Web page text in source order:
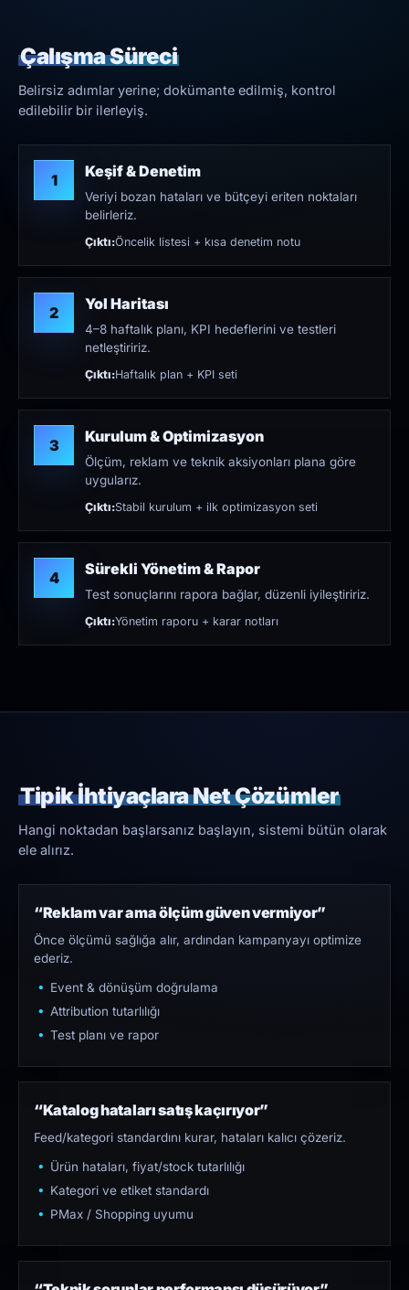
Çalışma Süreci
Belirsiz adımlar yerine; dokümante edilmiş, kontrol
edilebilir bir ilerleyiş.
1 Keşif & Denetim
Veriyi bozan hataları ve bütçeyi eriten noktaları
belirleriz.
Çıktı:Öncelik listesi + kısa denetim notu
2 Yol Haritası
4–8 haftalık planı, KPI hedeflerini ve testleri
netleştiririz.
Çıktı:Haftalık plan + KPI seti
3 Kurulum & Optimizasyon
Ölçüm, reklam ve teknik aksiyonları plana göre
uygularız.
Çıktı:Stabil kurulum + ilk optimizasyon seti
4 Sürekli Yönetim & Rapor
Test sonuçlarını rapora bağlar, düzenli iyileştiririz.
Çıktı:Yönetim raporu + karar notları
Tipik İhtiyaçlara Net Çözümler
Hangi noktadan başlarsanız başlayın, sistemi bütün olarak
ele alırız.
“Reklam var ama ölçüm güven vermiyor”
Önce ölçümü sağlığa alır, ardından kampanyayı optimize
ederiz.
Event & dönüşüm doğrulama
Attribution tutarlılığı
Test planı ve rapor
“Katalog hataları satış kaçırıyor”
Feed/kategori standardını kurar, hataları kalıcı çözeriz.
Ürün hataları, fiyat/stock tutarlılığı
Kategori ve etiket standardı
PMax / Shopping uyumu